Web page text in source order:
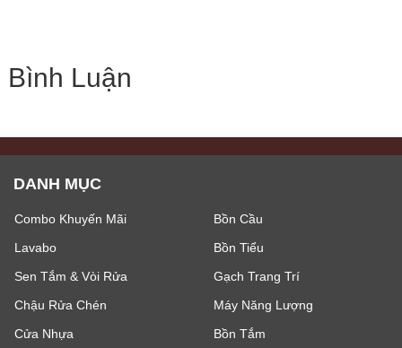
Bình Luận
DANH MỤC
Combo Khuyến Mãi
Bồn Cầu
Lavabo
Bồn Tiểu
Sen Tắm & Vòi Rửa
Gạch Trang Trí
Chậu Rửa Chén
Máy Năng Lượng
Cửa Nhựa
Bồn Tắm